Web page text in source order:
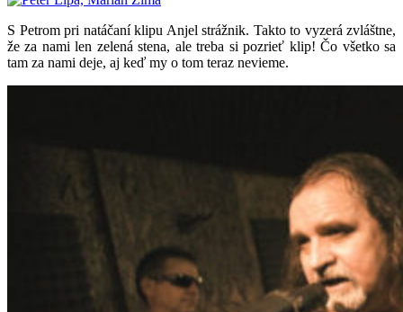
S Petrom pri natáčaní klipu Anjel strážnik. Takto to vyzerá zvláštne,
že za nami len zelená stena, ale treba si pozrieť klip! Čo všetko sa
tam za nami deje, aj keď my o tom teraz nevieme.